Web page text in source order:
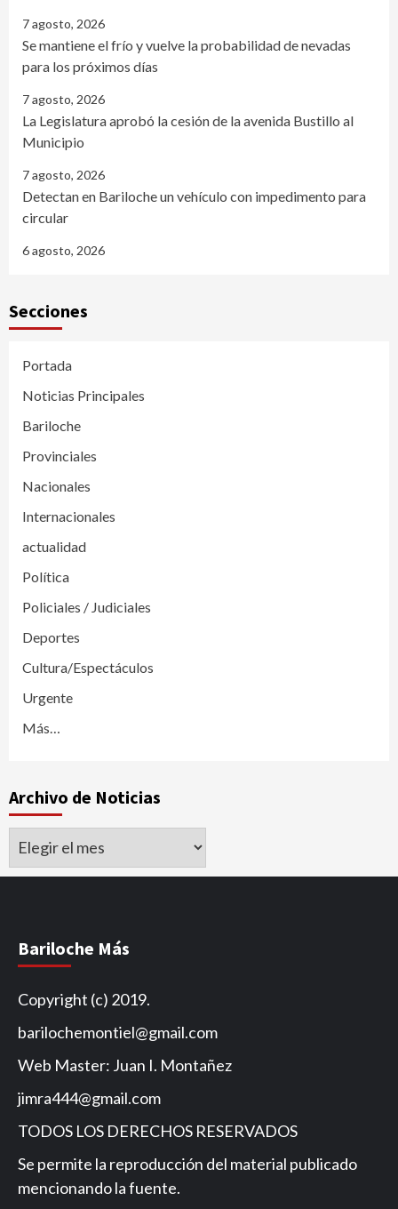
7 agosto, 2026
Se mantiene el frío y vuelve la probabilidad de nevadas
para los próximos días
7 agosto, 2026
La Legislatura aprobó la cesión de la avenida Bustillo al
Municipio
7 agosto, 2026
Detectan en Bariloche un vehículo con impedimento para
circular
6 agosto, 2026
Secciones
Portada
Noticias Principales
Bariloche
Provinciales
Nacionales
Internacionales
actualidad
Política
Policiales / Judiciales
Deportes
Cultura/Espectáculos
Urgente
Más…
Archivo de Noticias
Archivo
Bariloche Más
Copyright (c) 2019.
barilochemontiel@gmail.com
Web Master: Juan I. Montañez
jimra444@gmail.com
TODOS LOS DERECHOS RESERVADOS
Se permite la reproducción del material publicado
mencionando la fuente.